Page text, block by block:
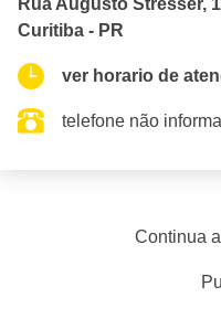
Rua Augusto Stresser,
Curitiba - PR
ver horario de
telefone não
Continua